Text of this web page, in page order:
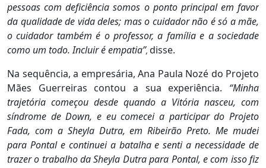
pessoas com deficiência somos o ponto principal em favor
da qualidade de vida deles; mas o cuidador não é só a mãe,
o cuidador também é o professor, a família e a sociedade
como um todo. Incluir é empatia”, disse.
Na sequência, a empresária, Ana Paula Nozé do Projeto
Mães Guerreiras contou a sua experiência. “Minha
trajetória começou desde quando a Vitória nasceu, com
síndrome de Down, e eu comecei a participar do Projeto
Fada, com a Sheyla Dutra, em Ribeirão Preto. Me mudei
para Pontal e continuei a batalha e senti a necessidade de
trazer o trabalho da Sheyla Dutra para Pontal, e com isso fiz